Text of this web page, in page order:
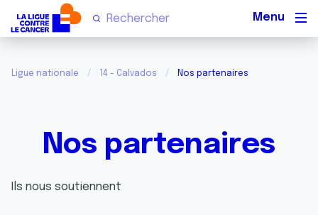
Ligue nationale 14 - Calvados Nos partenaires
Nos partenaires
Ils nous soutiennent